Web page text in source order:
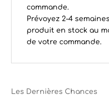
commande.
Prévoyez 2-4
produit en stock au
de votre commande.
Les Dernières Chances